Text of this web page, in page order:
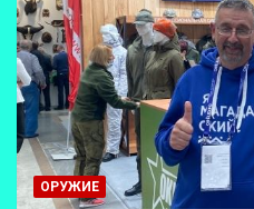
ОРУЖИЕ